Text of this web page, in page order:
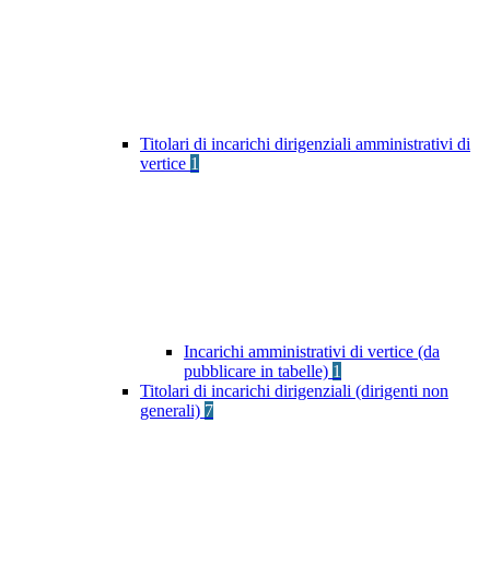
Titolari di incarichi dirigenziali amministrativi di
vertice 1
Incarichi amministrativi di vertice (da
pubblicare in tabelle) 1
Titolari di incarichi dirigenziali (dirigenti non
generali) 7